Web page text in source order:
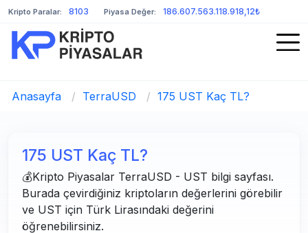
Kripto Paralar: 8103 Piyasa Değer: 186.607.563.118.918,12₺
Anasayfa / TerraUSD / 175 UST Kaç TL?
175 UST Kaç TL?
💰Kripto Piyasalar TerraUSD - UST bilgi sayfası.
Burada çevirdiğiniz kriptoların değerlerini görebilir
ve UST için Türk Lirasındaki değerini
öğrenebilirsiniz.